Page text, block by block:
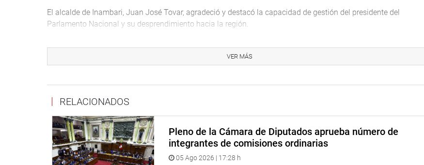
El alcalde de Inambari, Juan José Tovar, agradeció y destacó la capacidad de gestión del presidente del
Parlamento Nacional y su desprendimiento hacia la región.
2010. Ahora nosotros, como gestión, hemos levantado las observaciones y nuestro expediente está listo”,
enfatizó.
Por su parte, el alcalde distrital de Las Piedras, Martín Chacacanta, resaltó que “hoy nos han dado muy buenas
noticias”, con el anuncio de la construcción del óvalo El Triunfo, tras 10 años de espera.
OFICINA DE COMUNICACIONES E IMAGEN INSTITUCIONAL
VER MÁS
RELACIONADOS
Pleno de la Cámara de Diputados aprueba número de
integrantes de comisiones ordinarias
05 Ago 2026 | 17:28 h